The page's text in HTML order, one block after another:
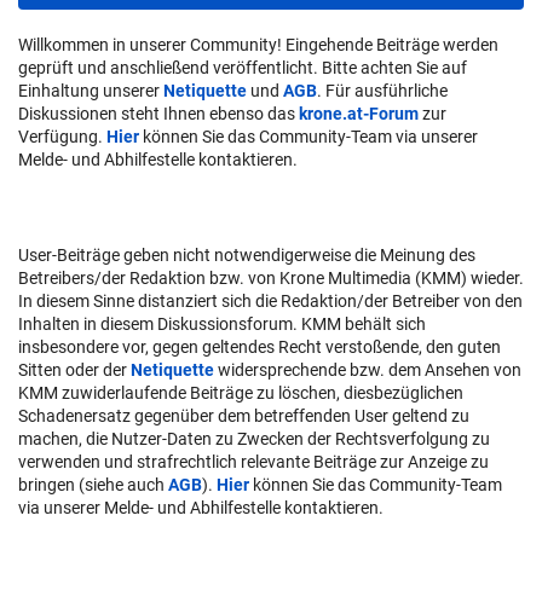
Willkommen in unserer Community! Eingehende Beiträge werden
geprüft und anschließend veröffentlicht. Bitte achten Sie auf
Einhaltung unsererNetiquette und AGB. Für ausführliche
Diskussionen steht Ihnen ebenso das krone.at-Forumzur
Verfügung. Hier können Sie das Community-Team via unserer
Melde- und Abhilfestelle kontaktieren.
User-Beiträge geben nicht notwendigerweise die Meinung des
Betreibers/der Redaktion bzw. von Krone Multimedia (KMM) wieder.
In diesem Sinne distanziert sich die Redaktion/der Betreiber von den
Inhalten in diesem Diskussionsforum. KMM behält sich
insbesondere vor, gegen geltendes Recht verstoßende, den guten
Sitten oder derNetiquettewidersprechende bzw. dem Ansehen von
KMM zuwiderlaufende Beiträge zu löschen, diesbezüglichen
Schadenersatz gegenüber dem betreffenden User geltend zu
machen, die Nutzer-Daten zu Zwecken der Rechtsverfolgung zu
verwenden und strafrechtlich relevante Beiträge zur Anzeige zu
bringen (siehe auch AGB). Hier können Sie das Community-Team
via unserer Melde- und Abhilfestelle kontaktieren.